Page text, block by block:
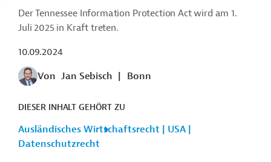
Der Tennessee Information Protection Act wird am 1.
Juli 2025 in Kraft treten.
10.09.2024
Von Jan Sebisch Bonn
DIESER INHALT GEHÖRT ZU
Ausländisches Wirtschaftsrecht | USA |
Datenschutzrecht